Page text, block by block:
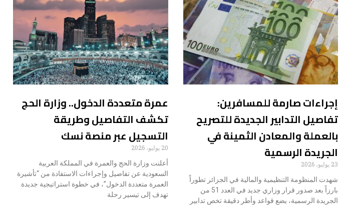
إجراءات صارمة للمسافرين:
تفاصيل التدابير الجديدة للتصريح
بالعملة والمعادن الثمينة في
الجريدة الرسمية
23 يوليو، 2026
شهدت المنظومة التنظيمية والمالية في الجزائر تطوراً
بارزاً بعد صدور قرار وزاري جديد في العدد 51 من
الجريدة الرسمية، يضع قواعد وأطر دقيقة تخص تدابير
عمرة متعددة الدخول.. وزارة الحج
تكشف التفاصيل وطريقة
التسجيل عبر منصة نسك
20 يوليو، 2026
أعلنت وزارة الحج والعمرة في المملكة العربية
السعودية عن تفاصيل وإجراءات الاستفادة من “تأشيرة
العمرة متعددة الدخول”، في خطوة استراتيجية جديدة
تهدف إلى تيسير رحلة